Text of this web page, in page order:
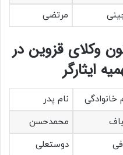
مرتضی
وکلای قزوین در
خانوادگی
نام پدر
محمدحسن
دوستعلی